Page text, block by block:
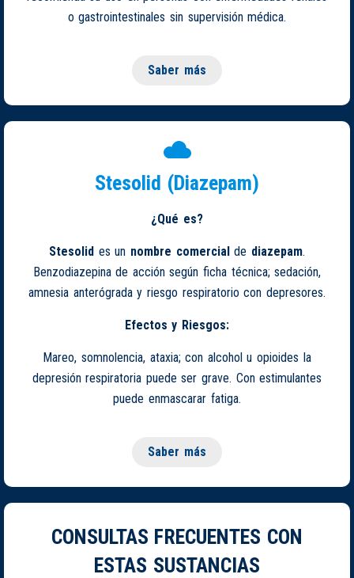
o gastrointestinales sin supervisión médica.
Saber más
Stesolid (Diazepam)
¿Qué es?
Stesolid es un nombre comercialde diazepam.
Benzodiazepina de acción según ficha técnica; sedación,
amnesia anterógrada y riesgo respiratorio con depresores.
Efectos y Riesgos:
Mareo, somnolencia, ataxia; con alcohol u opioides la
depresión respiratoria puede ser grave. Con estimulantes
puede enmascarar fatiga.
Saber más
CONSULTAS FRECUENTES CON
ESTAS SUSTANCIAS